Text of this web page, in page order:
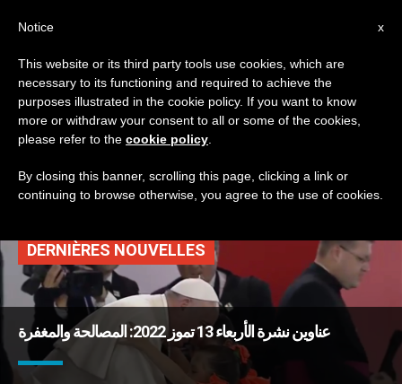
TAG
Posts Tagged ‘أمين
DERNIÈRES NOUVELLES
عناوين نشرة الأربعاء 13 تموز 2022: المصالحة والمغفرة
x
Notice
This website or its third party tools use cookies, which are
necessary to its functioning and required to achieve the
purposes illustrated in the cookie policy. If you want to know
more or withdraw your consent to all or some of the cookies,
please refer to the cookie policy
By closing this banner, scrolling this page, clicking a link or
continuing to browse otherwise, you agree to the use of cookies.